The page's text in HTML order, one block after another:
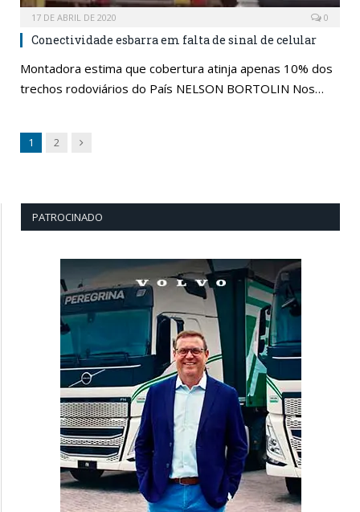
17 DE ABRIL DE 2020 0
Conectividade esbarra em falta de sinal de celular
Montadora estima que cobertura atinja apenas 10% dos
trechos rodoviários do País NELSON BORTOLIN Nos…
1 2 Next
PATROCINADO